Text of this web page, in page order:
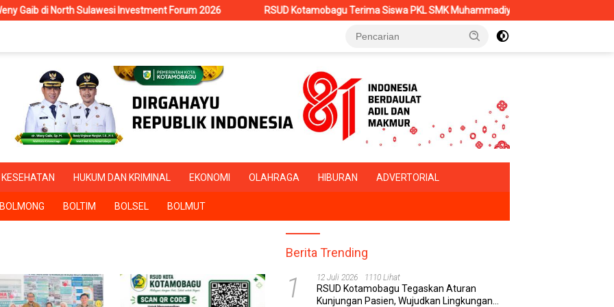
Sulawesi Investment Forum 2026 RSUD Kotamobagu Terima Siswa PKL SMK Muhammadiyah, Perkuat Sinergi Dunia Pendidikan
KESEHATAN HUKUM DAN KRIMINAL EKONOMI OLAHRAGA HIBURAN ADVERTORIAL
BOLMONG BOLTIM BOLSEL BOLMUT
Berita Trending
1 12 Juli 2026 1110 Lihat
RSUD Kotamobagu Tegaskan Aturan
Kunjungan Pasien, Wujudkan Lingkungan